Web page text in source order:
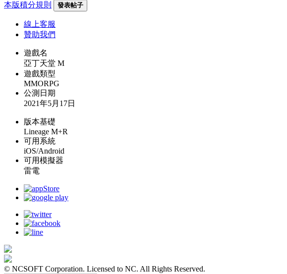
本版積分規則 發表帖子
線上客服
贊助我們
遊戲名
亞丁天堂 M
遊戲類型
MMORPG
公測日期
2021年5月17日
版本基礎
Lineage M+R
可用系統
iOS/Android
可用模擬器
雷電
© NCSOFT Corporation. Licensed to NC. All Rights Reserved.